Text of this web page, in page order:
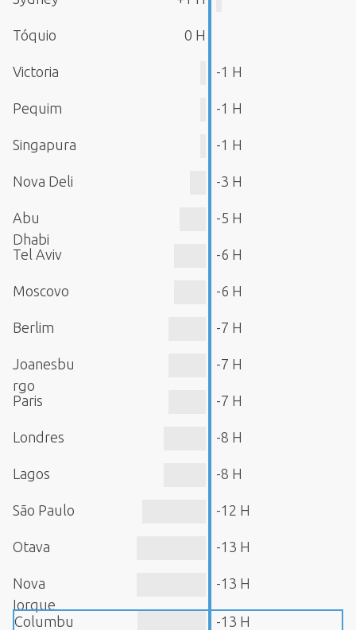
Tóquio 0 H
Victoria -1 H
Pequim -1 H
Singapura -1 H
Nova Deli -3 H
Abu
Dhabi
-5 H
Tel Aviv -6 H
Moscovo -6 H
Berlim -7 H
Joanesbu
rgo
-7 H
Paris -7 H
Londres -8 H
Lagos -8 H
São Paulo -12 H
Otava -13 H
Nova
Iorque
-13 H
Columbu -13 H